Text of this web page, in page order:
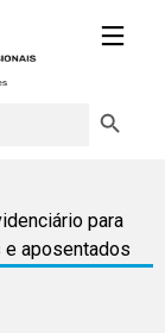
para
aposentados